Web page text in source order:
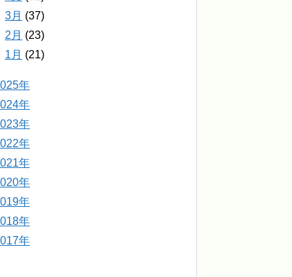
3月 (37)
2月 (23)
1月 (21)
年
年
年
年
年
年
年
年
年